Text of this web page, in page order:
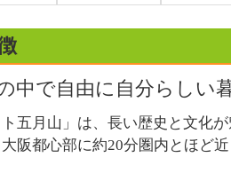
中で自由に自分らしい
ト五月山」は、長い歴史と文化
阪都心部に約20分圏内とほど